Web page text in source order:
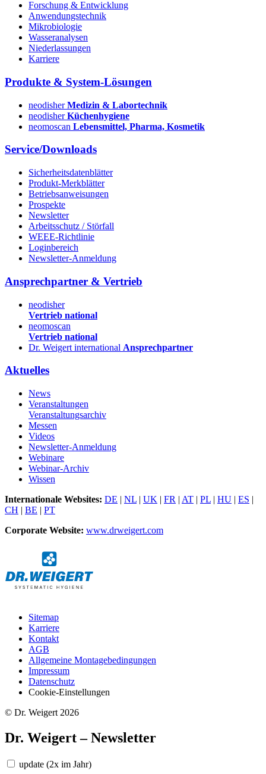
Forschung & Entwicklung
Anwendungstechnik
Mikrobiologie
Wasseranalysen
Niederlassungen
Karriere
Produkte & System-Lösungen
neodisherMedizin & Labortechnik
neodisherKüchenhygiene
neomoscan Lebensmittel, Pharma, Kosmetik
Service/Downloads
Sicherheitsdatenblätter
Produkt-Merkblätter
Betriebsanweisungen
Prospekte
Newsletter
Arbeitsschutz / Störfall
WEEE-Richtlinie
Loginbereich
Newsletter-Anmeldung
Ansprechpartner & Vertrieb
neodisher
Vertrieb national
neomoscan
Vertrieb national
Dr. Weigert international Ansprechpartner
Aktuelles
News
Veranstaltungen
Veranstaltungsarchiv
Messen
Videos
Newsletter-Anmeldung
Webinare
Webinar-Archiv
Wissen
Internationale Websites: DE | NL | UK | FR | AT | PL | HU | ES |
CH | BE | PT
Corporate Website: www.drweigert.com
Sitemap
Karriere
Kontakt
AGB
Allgemeine Montagebedingungen
Impressum
Datenschutz
Cookie-Einstellungen
© Dr. Weigert 2026
Dr. Weigert – Newsletter
update (2x im Jahr)